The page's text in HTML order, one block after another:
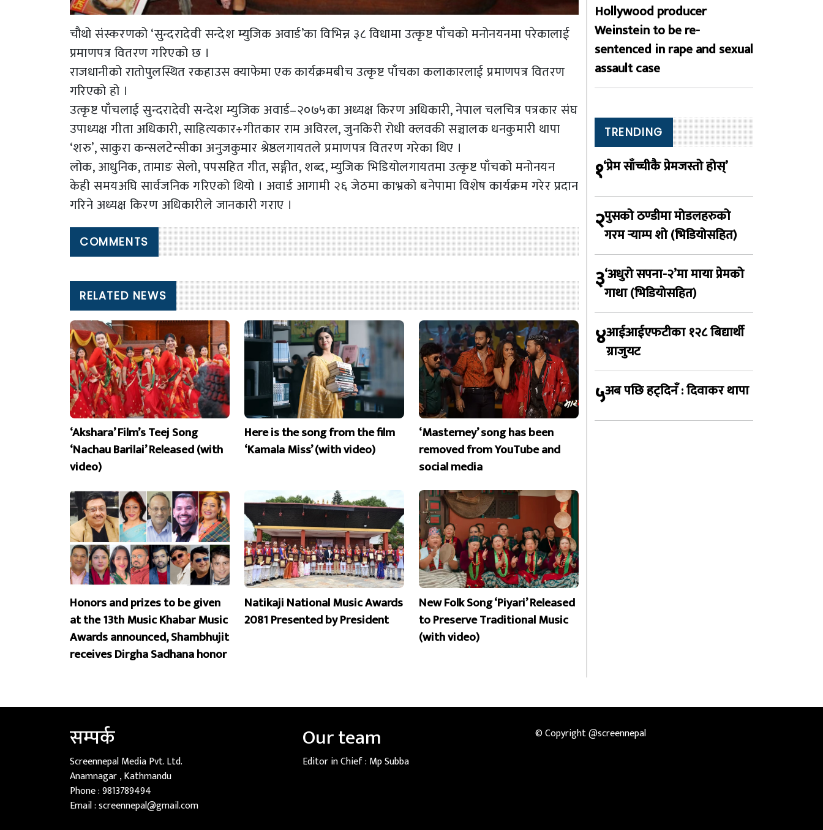
चौथो संस्करणको ‘सुन्दरादेवी सन्देश म्युजिक अवार्ड’का विभिन्न ३८ विधामा उत्कृष्ट पाँचको मनोनयनमा परेकालाई
प्रमाणपत्र वितरण गरिएको छ ।
राजधानीको रातोपुलस्थित रकहाउस क्याफेमा एक कार्यक्रमबीच उत्कृष्ट पाँचका कलाकारलाई प्रमाणपत्र वितरण
गरिएको हो ।
उत्कृष्ट पाँचलाई सुन्दरादेवी सन्देश म्युजिक अवार्ड–२०७५का अध्यक्ष किरण अधिकारी, नेपाल चलचित्र पत्रकार संघ
उपाध्यक्ष गीता अधिकारी, साहित्यकार÷गीतकार राम अविरल, जुनकिरी रोधी क्लवकी सञ्चालक धनकुमारी थापा
‘शरु’, साकुरा कन्सलटेन्सीका अनुजकुमार श्रेष्ठलगायतले प्रमाणपत्र वितरण गरेका थिए ।
लोक, आधुनिक, तामाङ सेलो, पपसहित गीत, सङ्गीत, शब्द, म्युजिक भिडियोलगायतमा उत्कृष्ट पाँचको मनोनयन
केही समयअघि सार्वजनिक गरिएको थियो । अवार्ड आगामी २६ जेठमा काभ्रको बनेपामा विशेष कार्यक्रम गरेर प्रदान
गरिने अध्यक्ष किरण अधिकारीले जानकारी गराए ।
COMMENTS
RELATED NEWS
‘Akshara’ Film’s Teej Song
‘Nachau Barilai’ Released (with
video)
Here is the song from the film
‘Kamala Miss’ (with video)
‘Masterney’ song has been
removed from YouTube and
social media
Honors and prizes to be given
at the 13th Music Khabar Music
Awards announced, Shambhujit
receives Dirgha Sadhana honor
Natikaji National Music Awards
2081 Presented by President
New Folk Song ‘Piyari’ Released
to Preserve Traditional Music
(with video)
Hollywood producer
Weinstein to be re-
sentenced in rape and sexual
assault case
TRENDING
१‘प्रेम साँच्चीकै प्रेमजस्तो होस्’
२पुसको ठण्डीमा मोडलहरुको
गरम र्‍याम्प शो (भिडियोसहित)
३‘अधुरो सपना-२’मा माया प्रेमको
गाथा (भिडियोसहित)
४आईआईएफटीका १२८ बिद्यार्थी
ग्राजुयट
५अब पछि हट्दिनँ : दिवाकर थापा
सम्पर्क
Screennepal Media Pvt. Ltd.
Anamnagar , Kathmandu
Phone :9813789494
Email :screennepal@gmail.com
Our team
Editor in Chief : Mp Subba
© Copyright @screennepal